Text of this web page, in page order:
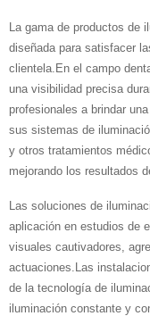
La gama de productos de
diseñada para satisfacer
clientela.En el campo
una visibilidad precisa
profesionales a brindar
sus sistemas de
y otros tratamientos
mejorando los resultados
Las soluciones de
aplicación en estudios de
visuales cautivadores,
actuaciones.Las
de la tecnología de
iluminación constante y